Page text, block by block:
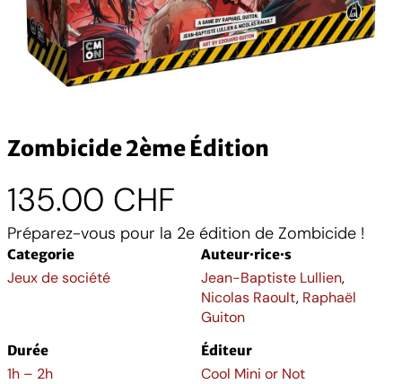
Zombicide 2ème Édition
135.00 CHF
Préparez-vous pour la 2e édition de Zombicide !
Categorie
Jeux de société
Auteur·rice·s
Jean-Baptiste Lullien,
Nicolas Raoult, Raphaël
Guiton
Durée
1h – 2h
Éditeur
Cool Mini or Not